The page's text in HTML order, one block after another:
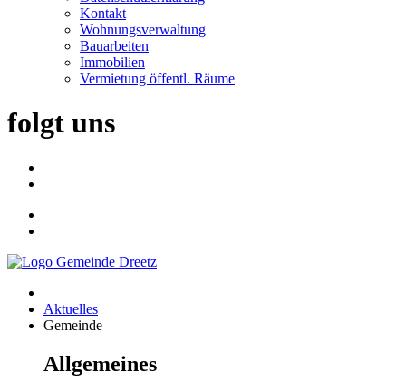
Kontakt
Wohnungsverwaltung
Bauarbeiten
Immobilien
Vermietung öffentl. Räume
folgt uns
Aktuelles
Gemeinde
Allgemeines